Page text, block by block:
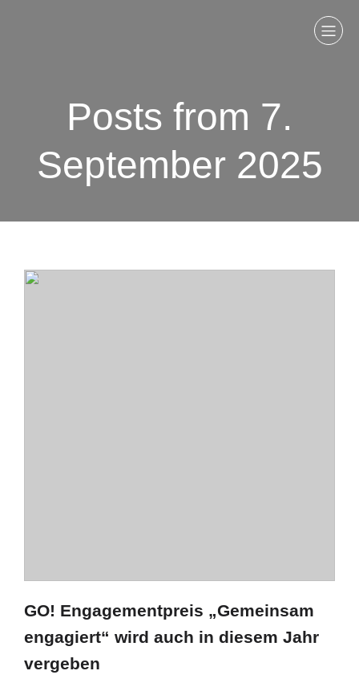
Posts from 7.
September 2025
GO! Engagementpreis „Gemeinsam
engagiert“ wird auch in diesem Jahr
vergeben